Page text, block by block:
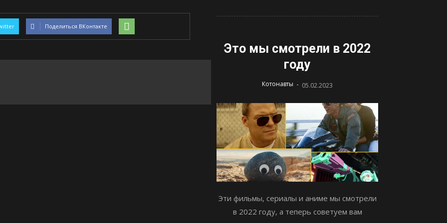
Поделиться ВКонтакте
Это мы смотрели в 2022
году
Котонавты - 05.02.2023
Эти фильмы, сериалы и аниме мы смотрели
в 2022 году, а теперь советуем вам